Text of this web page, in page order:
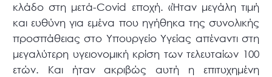
κλάδο στη μετά-Covid εποχή. «Ήταν μεγάλη τιμή
και ευθύνη για εμένα που ηγήθηκα της συνολικής
προσπάθειας στο Υπουργείο Υγείας απέναντι στη
μεγαλύτερη υγειονομική κρίση των τελευταίων 100
ετών. Και ήταν ακριβώς αυτή η επιτυχημένη